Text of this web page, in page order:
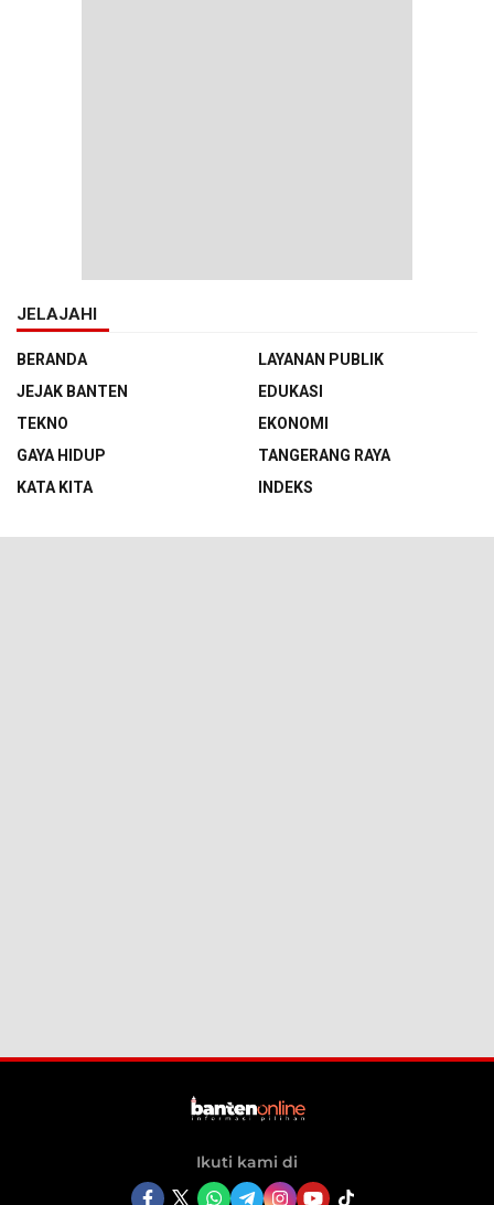
JELAJAHI
BERANDA
LAYANAN PUBLIK
JEJAK BANTEN
EDUKASI
TEKNO
EKONOMI
GAYA HIDUP
TANGERANG RAYA
KATA KITA
INDEKS
Ikuti kami di